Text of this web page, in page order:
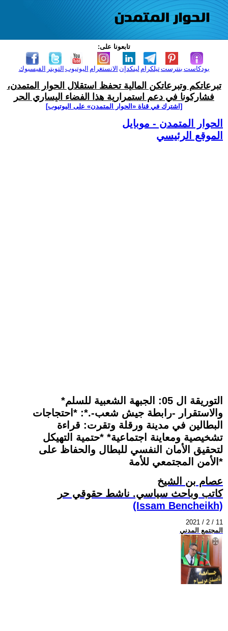
تابعونا على:
الفيسبوك التويتر اليوتيوب الانستغرام لينكدإن تيلكرامبنترست بودكاست
تبرعاتكم وتبرعاتكن المالية تحفظ استقلال الحوار المتمدن،
فشاركونا في دعم استمرارية هذا الفضاء اليساري الحر
[اشترك في قناة ‫«الحوار المتمدن» على اليوتيوب]
الحوار المتمدن - موبايل
الموقع الرئيسي
*التوريقة ال 05: الجبهة الشعبية للسلم
والاستقرار -رابطة جيش شعب-.*: *احتجاجات
البطالين في مدينة ورقلة وتقرت: قراءة
تشخيصية ومعاينة اجتماعية* *حتمية التهيكل
لتحقيق الأمان النفسي للبطال والحفاظ على
الأمن المجتمعي للأمة*
عصام بن الشيخ
كاتب وباحث سياسي. ناشط حقوقي حر
(Issam Bencheikh)
2021 / 2 / 11
المجتمع المدني